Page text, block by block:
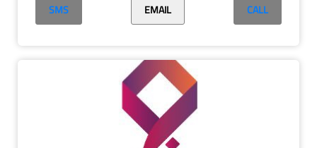
CALL
EMAIL
SMS